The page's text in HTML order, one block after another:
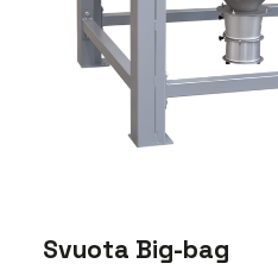
Svuota Big-bag